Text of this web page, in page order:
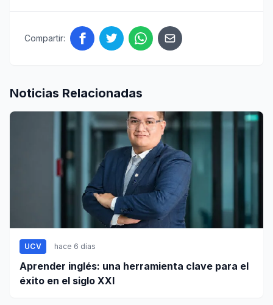
Compartir:
Noticias Relacionadas
UCV hace 6 días
Aprender inglés: una herramienta clave para el
éxito en el siglo XXI